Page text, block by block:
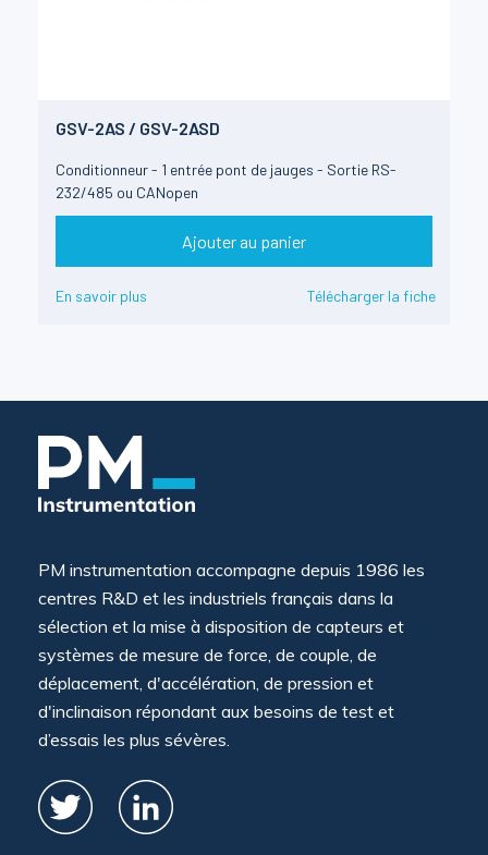
GSV-2AS / GSV-2ASD
Conditionneur - 1 entrée pont de jauges - Sortie RS-
232/485 ou CANopen
Ajouter au panier
En savoir plus Télécharger la fiche
PM instrumentation accompagne depuis 1986 les
centres R&D et les industriels français dans la
sélection et la mise à disposition de capteurs et
systèmes de mesure de force, de couple, de
déplacement, d'accélération, de pression et
d'inclinaison répondant aux besoins de test et
d’essais les plus sévères.